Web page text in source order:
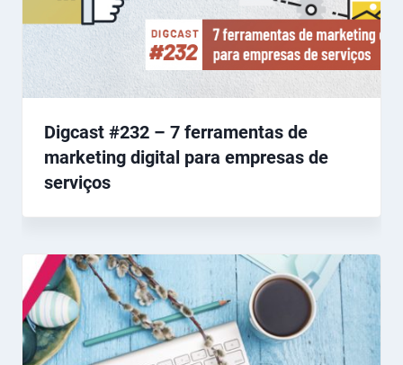
Digcast #232 – 7 ferramentas de
marketing digital para empresas de
serviços